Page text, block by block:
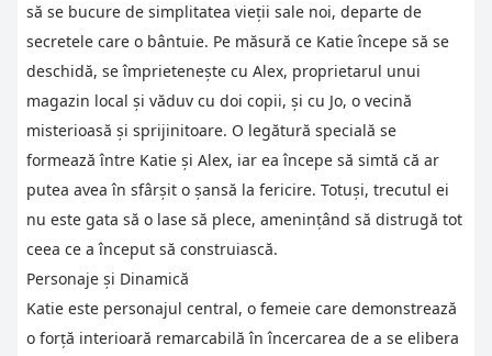
să se bucure de simplitatea vieții sale noi, departe de
secretele care o bântuie. Pe măsură ce Katie începe să se
deschidă, se împrietenește cu Alex, proprietarul unui
magazin local și văduv cu doi copii, și cu Jo, o vecină
misterioasă și sprijinitoare. O legătură specială se
formează între Katie și Alex, iar ea începe să simtă că ar
putea avea în sfârșit o șansă la fericire. Totuși, trecutul ei
nu este gata să o lase să plece, amenințând să distrugă tot
ceea ce a început să construiască.
Personaje și Dinamică
Katie este personajul central, o femeie care demonstrează
o forță interioară remarcabilă în încercarea de a se elibera